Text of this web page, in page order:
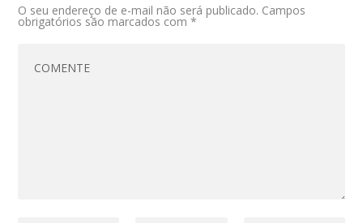
O seu endereço de e-mail não será publicado. Campos
obrigatórios são marcados com*